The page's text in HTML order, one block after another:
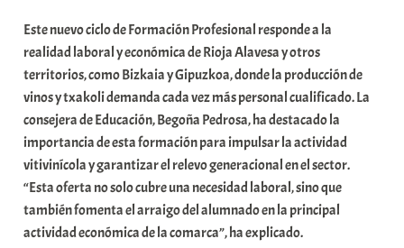
o
m
u
n
i
t
a
t
e
a
Este nuevo ciclo de Formación Profesional responde a la
realidad laboral y económica de Rioja Alavesa y otros
territorios, como Bizkaia y Gipuzkoa, donde la producción de
vinos y txakoli demanda cada vez más personal cualificado. La
consejera de Educación, Begoña Pedrosa, ha destacado la
importancia de esta formación para impulsar la actividad
vitivinícola y garantizar el relevo generacional en el sector.
“Esta oferta no solo cubre una necesidad laboral, sino que
también fomenta el arraigo del alumnado en la principal
actividad económica de la comarca”, ha explicado.